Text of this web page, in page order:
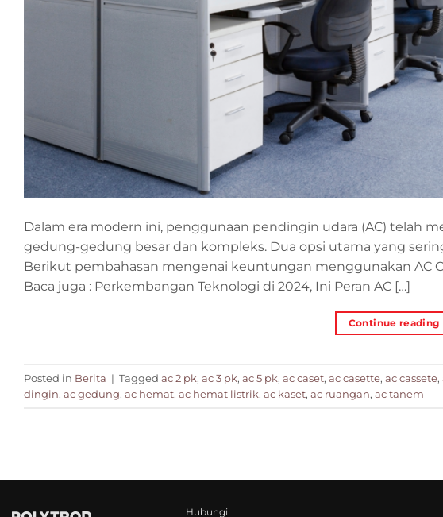
Dalam era modern ini, penggunaan pendingin udara (AC) telah
gedung-gedung besar dan kompleks. Dua opsi utama yang
Berikut pembahasan mengenai keuntungan menggunakan AC
Baca juga : Perkembangan Teknologi di 2024, Ini Peran AC […]
Continue reading
Posted in Berita | Tagged ac 2 pk, ac 3 pk, ac 5 pk, ac caset, ac casette, ac cassete,
dingin, ac gedung, ac hemat, ac hemat listrik, ac kaset, ac ruangan, ac tanem
Hubungi